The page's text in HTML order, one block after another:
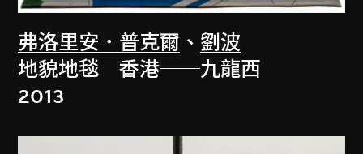
弗洛里安．普克爾 、 劉波
地貌地毯 香港──九龍西
2013